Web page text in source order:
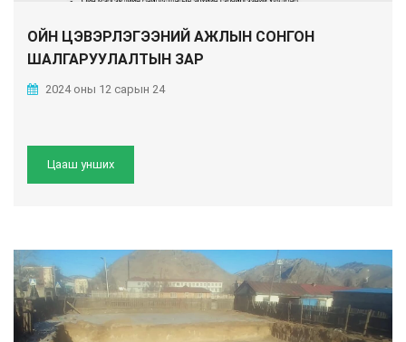
ОЙН ЦЭВЭРЛЭГЭЭНИЙ АЖЛЫН СОНГОН
ШАЛГАРУУЛАЛТЫН ЗАР
2024 оны 12 сарын 24
Цааш унших